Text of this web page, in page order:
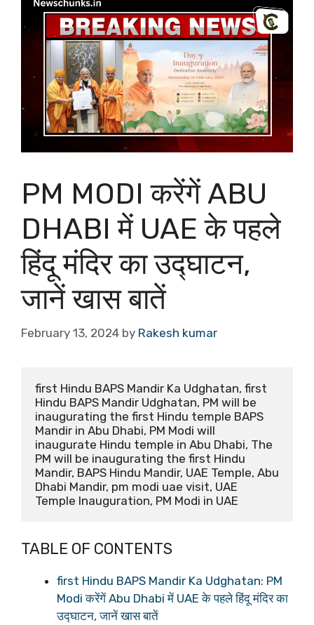
PM MODI करेंगें ABU
DHABI में UAE के पहले
हिंदू मंदिर का उद्घाटन,
जानें खास बातें
February 13, 2024 by Rakesh kumar
first Hindu BAPS Mandir Ka Udghatan, first
Hindu BAPS Mandir Udghatan, PM will be
inaugurating the first Hindu temple BAPS
Mandir in Abu Dhabi, PM Modi will
inaugurate Hindu temple in Abu Dhabi, The
PM will be inaugurating the first Hindu
Mandir, BAPS Hindu Mandir, UAE Temple, Abu
Dhabi Mandir, pm modi uae visit, UAE
Temple Inauguration, PM Modi in UAE
TABLE OF CONTENTS
first Hindu BAPS Mandir Ka Udghatan: PM
Modi करेंगें Abu Dhabi में UAE के पहले हिंदू मंदिर का
उद्घाटन, जानें खास बातें